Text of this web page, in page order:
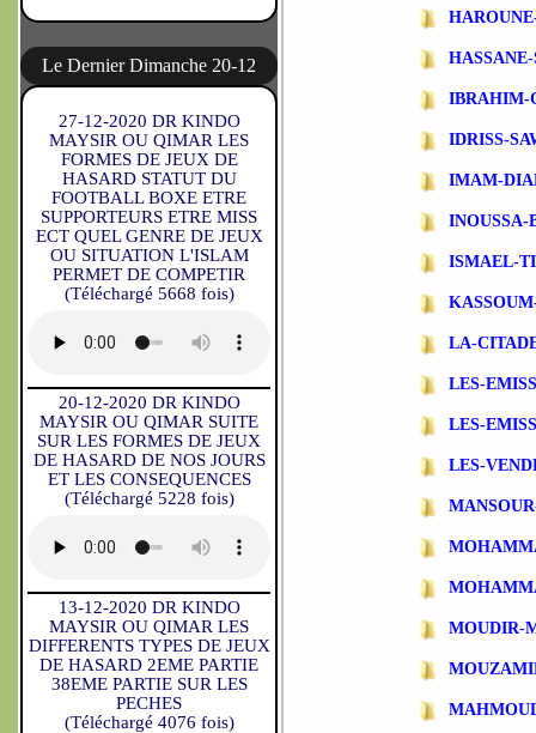
Le Dernier Dimanche 20-12
27-12-2020 DR KINDO
MAYSIR OU QIMAR LES
FORMES DE JEUX DE
HASARD STATUT DU
FOOTBALL BOXE ETRE
SUPPORTEURS ETRE MISS
ECT QUEL GENRE DE JEUX
OU SITUATION L'ISLAM
PERMET DE COMPETIR
(Téléchargé 5668 fois)
20-12-2020 DR KINDO
MAYSIR OU QIMAR SUITE
SUR LES FORMES DE JEUX
DE HASARD DE NOS JOURS
ET LES CONSEQUENCES
(Téléchargé 5228 fois)
13-12-2020 DR KINDO
MAYSIR OU QIMAR LES
DIFFERENTS TYPES DE JEUX
DE HASARD 2EME PARTIE
38EME PARTIE SUR LES
PECHES
(Téléchargé 4076 fois)
IBRAHIM-
IDRISS-
IMAM-
INOUSSA-
ISMAEL-
LA-
LES-
LES-
LES-
MOUDIR-